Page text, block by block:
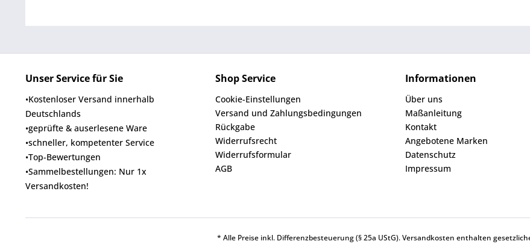
Unser Service für Sie
•Kostenloser Versand innerhalb
Deutschlands
•geprüfte & auserlesene Ware
•schneller, kompetenter Service
•Top-Bewertungen
•Sammelbestellungen: Nur 1x
Versandkosten!
Shop Service
Cookie-Einstellungen
Versand und Zahlungsbedingungen
Rückgabe
Widerrufsrecht
Widerrufsformular
AGB
Informationen
Über uns
Maßanleitung
Kontakt
Angebotene Marken
Datenschutz
Impressum
* Alle Preise inkl. Differenzbesteuerung (§ 25a UStG).Versandkosten enthalten